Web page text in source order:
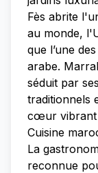
Fès abrite
au monde,
que l’une
arabe.
séduit par
traditionnels
cœur vibrant
Cuisine
La
reconnue